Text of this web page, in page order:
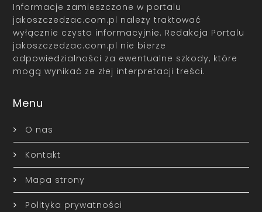
Informacje zamieszczone w portalu
jakoszczedzac.com.pl należy traktować
wyłącznie czysto informacyjnie. Redakcja Portalu
jakoszczedzac.com.pl nie bierze
odpowiedzialności za ewentualne szkody, które
mogą wynikać ze złej interpretacji treści.
Menu
O nas
Kontakt
Mapa strony
Polityka prywatności